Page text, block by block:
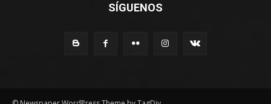
SÍGUENOS